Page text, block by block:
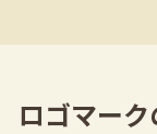
ロゴマー